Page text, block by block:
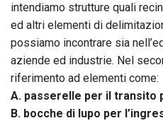
intendiamo strutture quali
ed altri elementi di
possiamo incontrare sia
aziende ed industrie. Nel
riferimento ad elementi come:
A. passerelle per il transito
B. bocche di lupo per